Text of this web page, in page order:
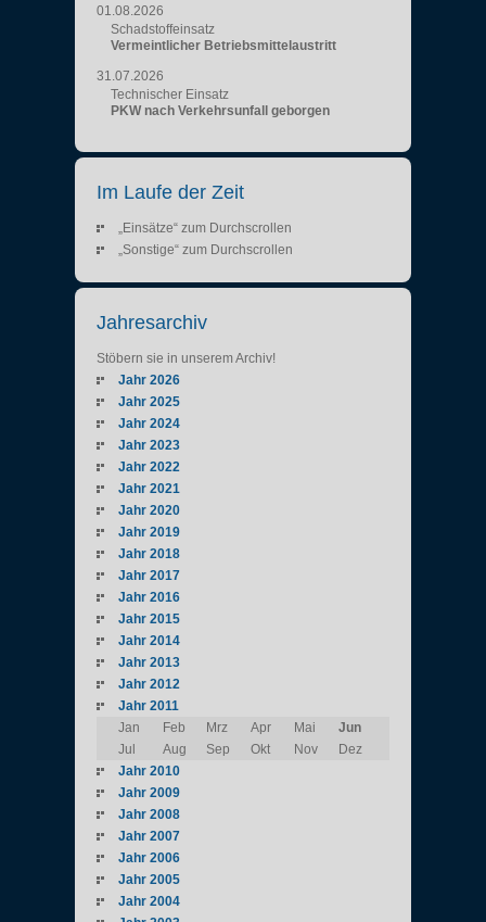
01.08.2026
Schadstoffeinsatz
Vermeintlicher Betriebsmittelaustritt
31.07.2026
Technischer Einsatz
PKW nach Verkehrsunfall geborgen
Im Laufe der Zeit
„Einsätze“ zum Durchscrollen
„Sonstige“ zum Durchscrollen
Jahresarchiv
Stöbern sie in unserem Archiv!
Jahr 2026
Jahr 2025
Jahr 2024
Jahr 2023
Jahr 2022
Jahr 2021
Jahr 2020
Jahr 2019
Jahr 2018
Jahr 2017
Jahr 2016
Jahr 2015
Jahr 2014
Jahr 2013
Jahr 2012
Jahr 2011
Jan
Feb Mrz Apr Mai
Jun
Jul
Aug Sep Okt Nov
Dez
Jahr 2010
Jahr 2009
Jahr 2008
Jahr 2007
Jahr 2006
Jahr 2005
Jahr 2004